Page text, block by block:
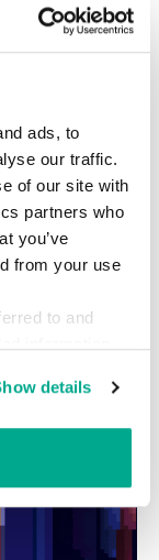
ads, to
our traffic.
of our site with
partners who
you’ve
from your use
to and
details
シングである
ょう。
暗号
大戦